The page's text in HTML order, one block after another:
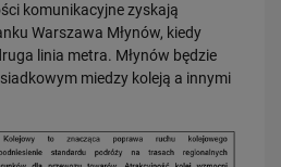
komunikacyjne zyskają
Warszawa Młynów, kiedy
linia metra. Młynów będzie
miedzy koleją a innymi
Skierniewicami a Czachówkiem - jest